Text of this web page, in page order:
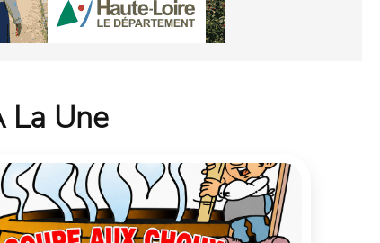
La Une